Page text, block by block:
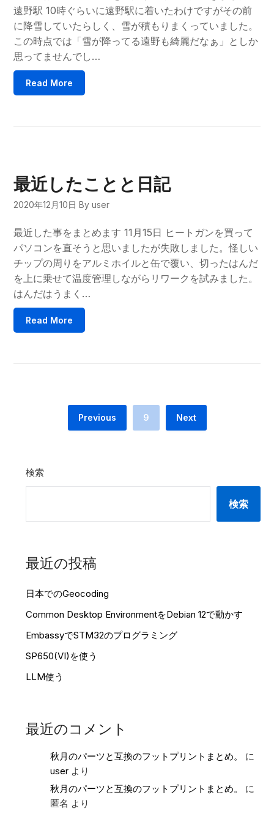
遠野駅 10時ぐらいに遠野駅に着いたわけですがその前
に降雪していたらしく、雪が積もりまくっていました。
この時点では「雪が降ってる遠野も綺麗だなぁ」としか
思ってませんでし…
Read More
最近したことと日記
2020年12月10日 By user
最近した事をまとめます 11月15日 ヒートガンを買って
パソコンを直そうと思いましたが失敗しました。怪しい
チップの周りをアルミホイルと缶で覆い、切ったはんだ
を上に乗せて温度管理しながらリワークを試みました。
はんだはうまく…
Read More
Previous 9 Next
検索
検索
最近の投稿
日本でのGeocoding
Common Desktop EnvironmentをDebian 12で動かす
EmbassyでSTM32のプログラミング
SP650(VI)を使う
LLM使う
最近のコメント
秋月のパーツと互換のフットプリントまとめ。
に
user より
秋月のパーツと互換のフットプリントまとめ。
に
匿名 より